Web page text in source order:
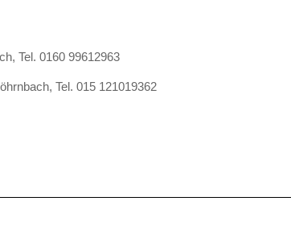
Tel. 0160 99612963
Tel. 015 121019362